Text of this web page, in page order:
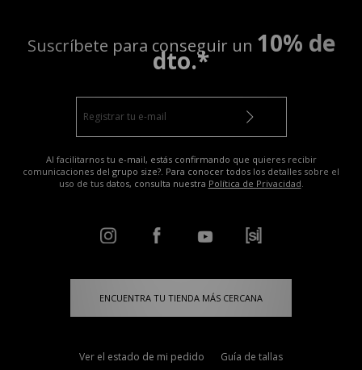
Suscríbete para conseguir un 10% de
dto.*
Al facilitarnos tu e-mail, estás confirmando que quieres recibir
comunicaciones del grupo size?. Para conocer todos los detalles sobre el
uso de tus datos, consulta nuestra Política de Privacidad
ENCUENTRA TU TIENDA MÁS CERCANA
Ver el estado de mi pedido
Guía de tallas